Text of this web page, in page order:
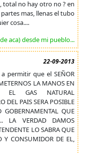
total no hay otro no ? en
mas, llenas el tubo
cosa....
aca) desde mi pueblo...
22-09-2013
permitir que el SEÑOR
LA MANOS EN
EL GAS NATURAL
DEL PAIS SERA POSIBLE
QUE
LA VERDAD DAMOS
LO SABRA QUE
Y CONSUMIDOR DE EL,